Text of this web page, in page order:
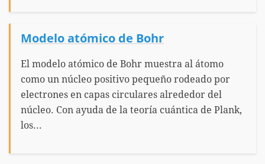
Modelo atómico de Bohr
El modelo atómico de Bohr muestra al átomo
como un núcleo positivo pequeño rodeado por
electrones en capas circulares alrededor del
núcleo. Con ayuda de la teoría cuántica de Plank,
los...